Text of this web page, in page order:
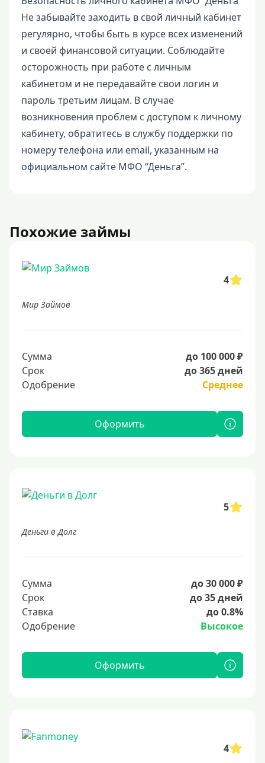
Не забывайте заходить в свой личный кабинет
регулярно, чтобы быть в курсе всех изменений
и своей финансовой ситуации. Соблюдайте
осторожность при работе с личным
кабинетом и не передавайте свои логин и
пароль третьим лицам. В случае
возникновения проблем с доступом к личному
кабинету, обратитесь в службу поддержки по
номеру телефона или email, указанным на
официальном сайте МФО “Деньга”.
Похожие займы
4
Мир Займов
Сумма
до 100 000 ₽
Срок
до 365 дней
Одобрение
Среднее
Оформить
5
Деньги в Долг
Сумма
до 30 000 ₽
Срок
до 35 дней
Ставка
до 0.8%
Одобрение
Высокое
Оформить
4